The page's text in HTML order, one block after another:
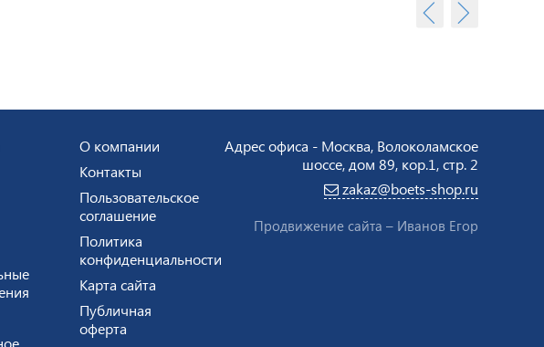
О компании
Контакты
Пользовательское
соглашение
Политика
конфиденциальности
Карта сайта
Публичная
оферта
Адрес офиса - Москва, Волоколамское
шоссе, дом 89, кор.1, стр. 2
zakaz@boets-shop.ru
Продвижение сайта – Иванов Егор